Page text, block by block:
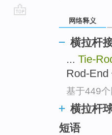
网络释义
横拉杆
... Tie-
Rod-End
基于449
横拉杆
短语